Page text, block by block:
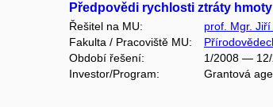
Předpovědi rychlosti ztráty
Řešitel na MU:
prof. Mgr. Jiří
Fakulta / Pracoviště MU:
Období řešení:
1/2008 — 12/
Investor/Program:
Grantová